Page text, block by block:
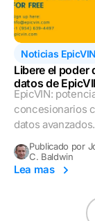
Noticias EpicVIN
Libere el poder
datos de
concesionario
EpicVIN:
concesionarios
datos
Publicado por
C. Baldwin
Lea mas